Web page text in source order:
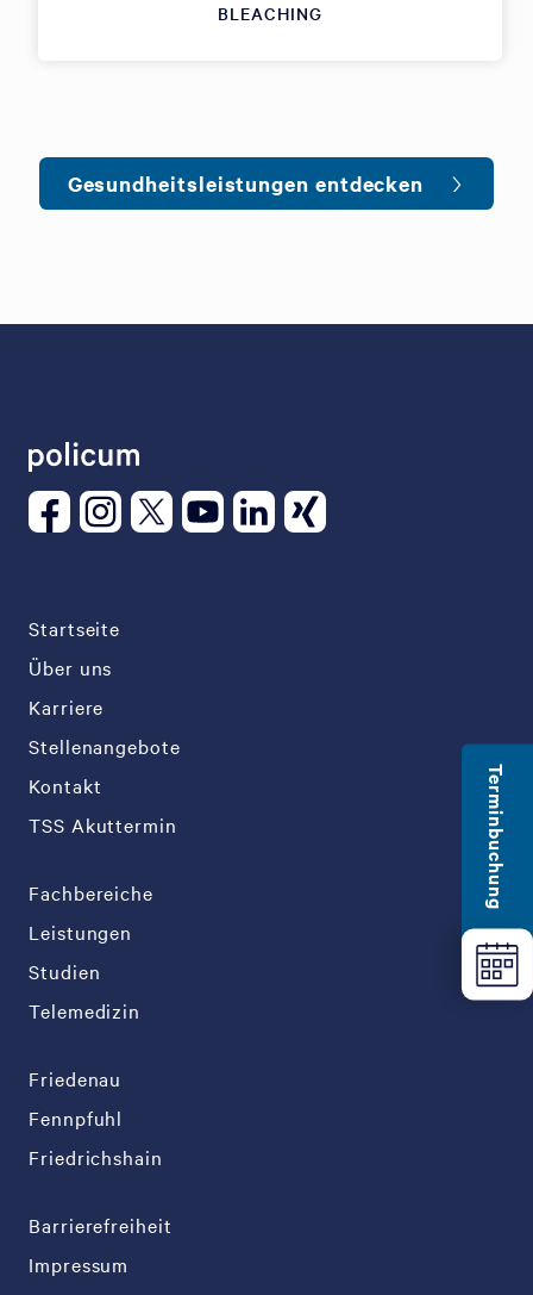
BLEACHING
Gesundheitsleistungen entdecken
Startseite
Über uns
Karriere
Stellenangebote
Kontakt
TSS Akuttermin
Fachbereiche
Leistungen
Studien
Telemedizin
Friedenau
Fennpfuhl
Friedrichshain
Barrierefreiheit
Impressum
Terminbuchung